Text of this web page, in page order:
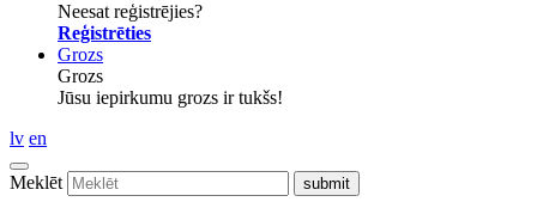
Neesat reģistrējies?
Reģistrēties
Grozs
Grozs
Jūsu iepirkumu grozs ir tukšs!
lv en
Meklēt